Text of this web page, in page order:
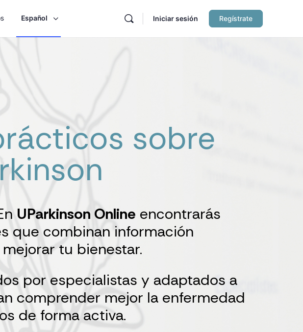
Español Iniciar sesión Regístrate
sobre
UParkinson Online encontrarás
que combinan información
tu bienestar.
por especialistas y adaptados a
comprender mejor la enfermedad
de forma activa.